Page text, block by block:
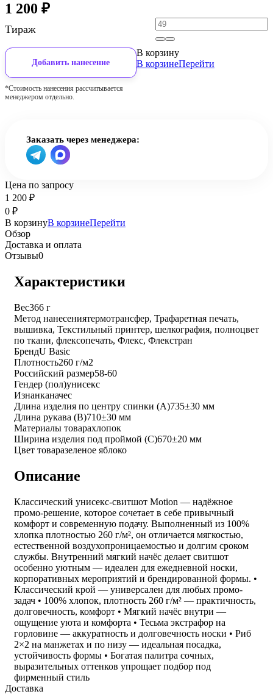
1 200 ₽
Тираж
Добавить нанесение
*Стоимость нанесения рассчитывается
менеджером отдельно.
В корзину
В корзинеПерейти
Заказать через менеджера:
Цена по запросу
1 200 ₽
0 ₽
В корзинуВ корзинеПерейти
Обзор
Доставка и оплата
Отзывы0
Характеристики
Вес366 г
Метод нанесениятермотрансфер, Трафаретная печать,
вышивка, Текстильный принтер, шелкография, полноцвет
по ткани, флексопечать, Флекс, Флекстран
БрендU Basic
Плотность260 г/м2
Российский размер58-60
Гендер (пол)унисекс
Изнанканачес
Длина изделия по центру спинки (A)735±30 мм
Длина рукава (B)710±30 мм
Материалы товарахлопок
Ширина изделия под проймой (С)670±20 мм
Цвет товаразеленое яблоко
Описание
Классический унисекс-свитшот Motion — надёжное
промо-решение, которое сочетает в себе привычный
комфорт и современную подачу. Выполненный из 100%
хлопка плотностью 260 г/м², он отличается мягкостью,
естественной воздухопроницаемостью и долгим сроком
службы. Внутренний мягкий начёс делает свитшот
особенно уютным — идеален для ежедневной носки,
корпоративных мероприятий и брендированной формы. •
Классический крой — универсален для любых промо-
задач • 100% хлопок, плотность 260 г/м² — практичность,
долговечность, комфорт • Мягкий начёс внутри —
ощущение уюта и комфорта • Тесьма экстрафор на
горловине — аккуратность и долговечность носки • Риб
2×2 на манжетах и по низу — идеальная посадка,
устойчивость формы • Богатая палитра сочных,
выразительных оттенков упрощает подбор под
фирменный стиль
Доставка